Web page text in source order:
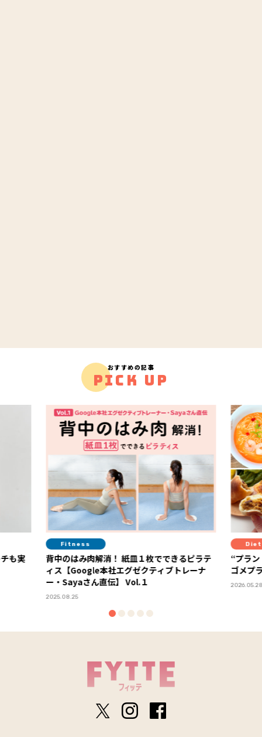
おすすめの記事
PICK UP
も実
Fitness
背中のはみ肉解消！ 紙皿１枚でできるピラテ
ィス【Google本社エグゼクティブトレーナ
ー・Sayaさん直伝】 Vol.１
2025.08.25
Diet
“プラ
ゴメプ